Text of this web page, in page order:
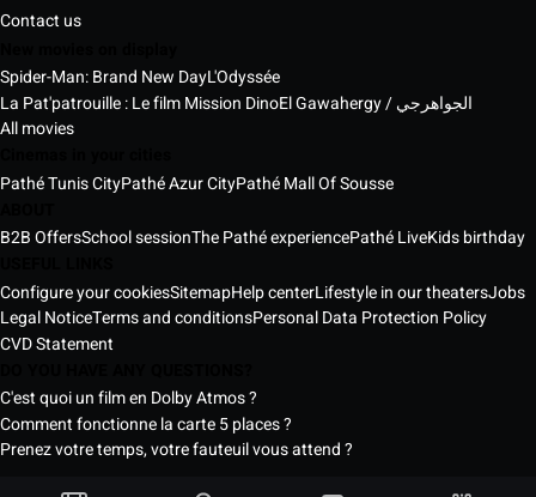
Contact us
Spider-Man: Brand New DayL'Odyssée
La Pat'patrouille : Le film Mission Dino
El Gawahergy / الجواهرجي
All movies
Pathé Tunis CityPathé Azur CityPathé Mall Of Sousse
B2B OffersSchool sessionThe Pathé experiencePathé LiveKids birthday
Configure your cookiesSitemapHelp centerLifestyle in our theatersJobs
Legal NoticeTerms and conditionsPersonal Data Protection Policy
CVD Statement
C'est quoi un film en Dolby Atmos ?
Comment fonctionne la carte 5 places ?
Prenez votre temps, votre fauteuil vous attend ?